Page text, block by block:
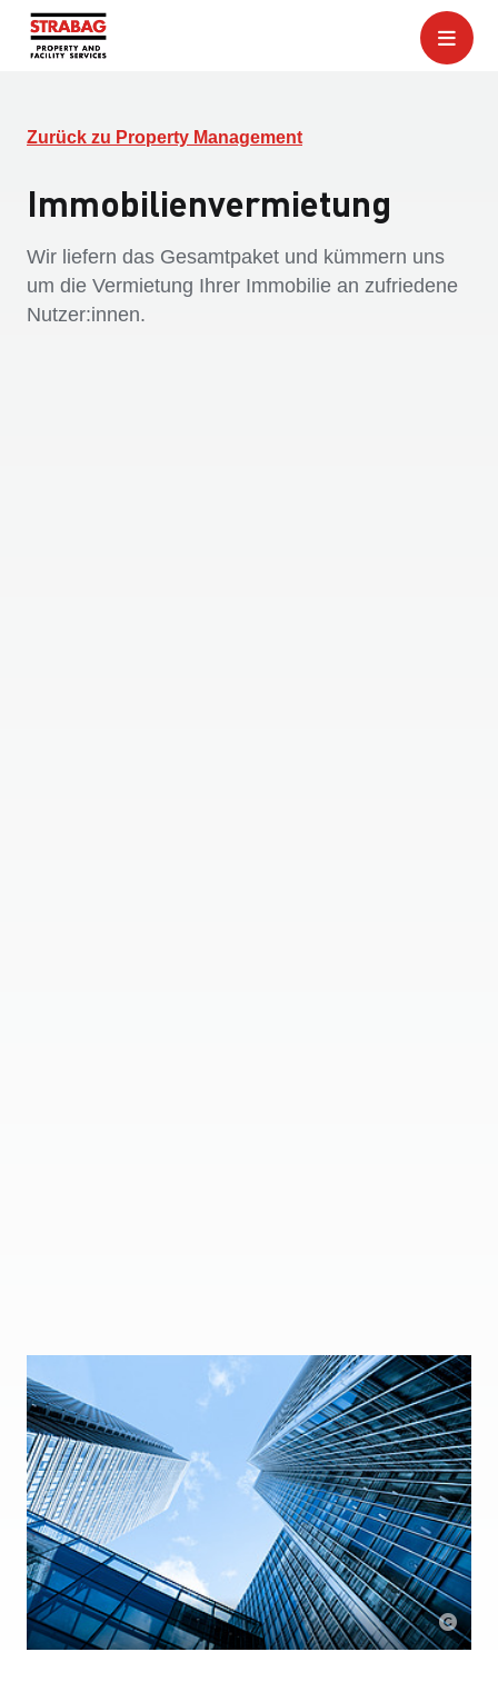
Zurück zu Property Management
Immobilienvermietung
Wir liefern das Gesamtpaket und kümmern uns
um die Vermietung Ihrer Immobilie an zufriedene
Nutzer:innen.